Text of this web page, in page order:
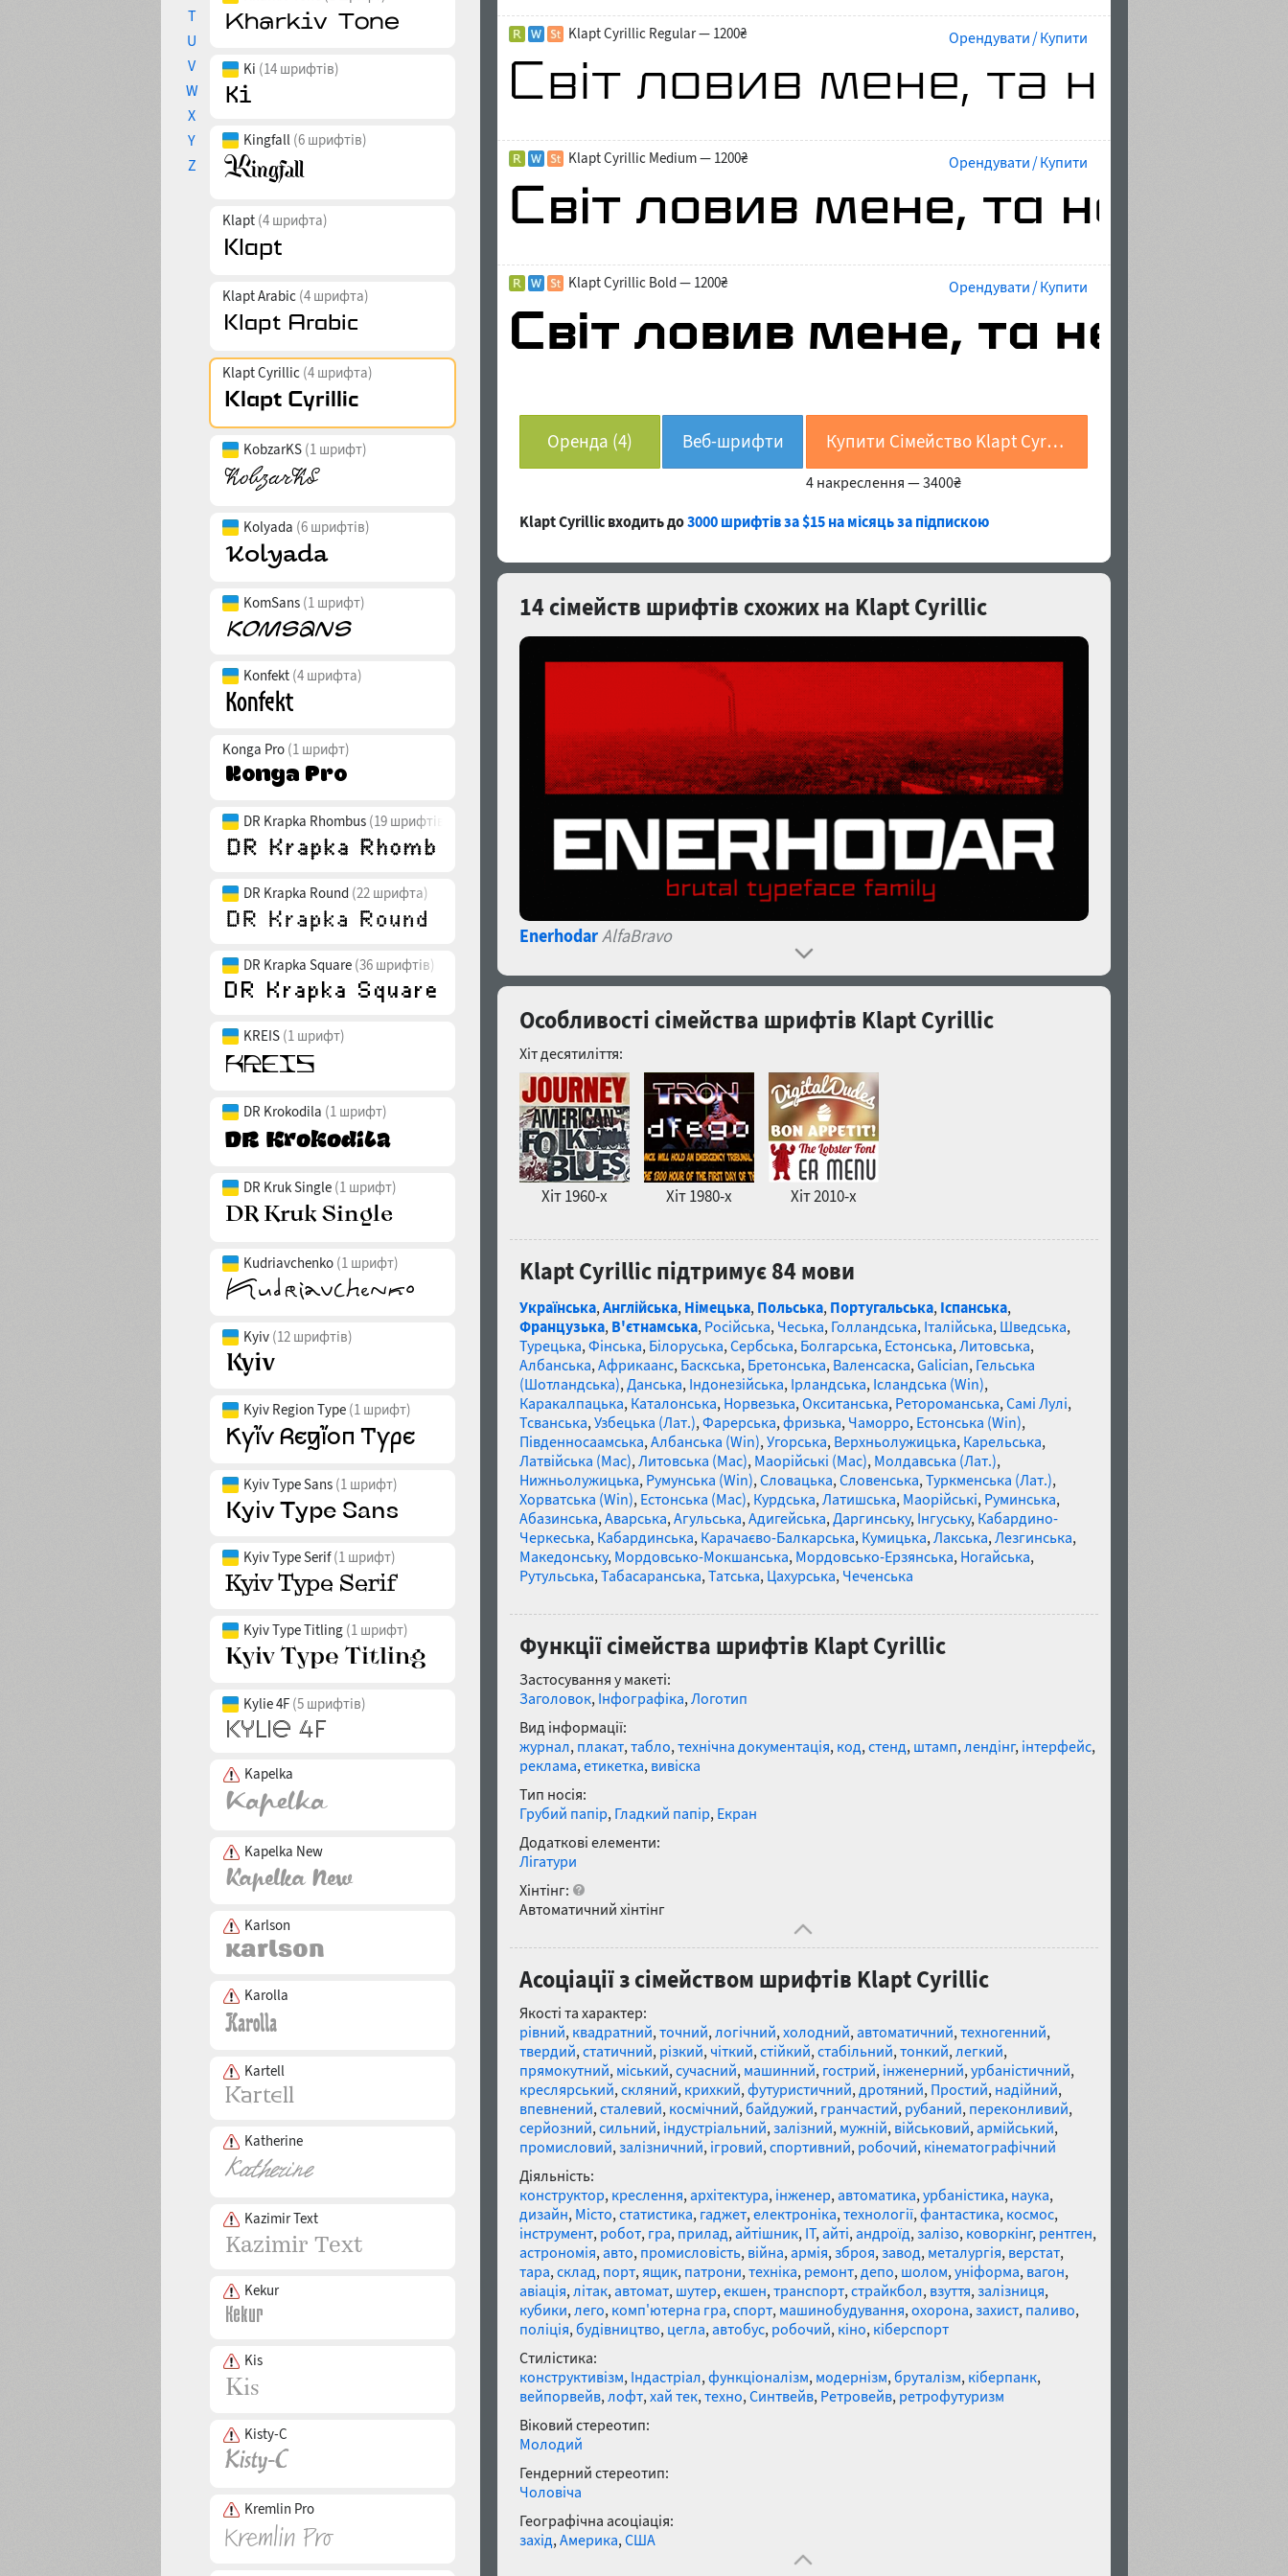
T
U
V
W
X
Y
Z
Ki (14 шрифтів)
Kingfall (6 шрифтів)
Klapt (4 шрифта)
Klapt Arabic (4 шрифта)
Klapt Cyrillic (4 шрифта)
KobzarKS (1 шрифт)
Kolyada (6 шрифтів)
KomSans (1 шрифт)
Konfekt (4 шрифта)
Konga Pro (1 шрифт)
DR Krapka Rhombus (19 шрифтів)
DR Krapka Round (22 шрифта)
DR Krapka Square (36 шрифтів)
KREIS (1 шрифт)
DR Krokodila (1 шрифт)
DR Kruk Single (1 шрифт)
Kudriavchenko (1 шрифт)
Kyiv (12 шрифтів)
Kyiv Region Type (1 шрифт)
Kyiv Type Sans (1 шрифт)
Kyiv Type Serif(1 шрифт)
Kyiv Type Titling (1 шрифт)
Kylie 4F (5 шрифтів)
Kapelka
Kapelka New
Karlson
Karolla
Kartell
Katherine
Kazimir Text
Kekur
Kis
Kisty-C
Kremlin Pro
Klapt Cyrillic Regular — 1200₴ Орендувати / Купити
Klapt Cyrillic Medium — 1200₴ Орендувати / Купити
Klapt Cyrillic Bold — 1200₴ Орендувати / Купити
Оренда (4) Веб-шрифти Купити Сімейство Klapt Cyrillic
4 накреслення —3400₴
Klapt Cyrillic входить до3000 шрифтів за $15 на місяць за підпискою
14 сімейств шрифтів схожих на Klapt Cyrillic
EnerhodarAlfaBravo
Особливості сімейства шрифтів Klapt Cyrillic
Хіт десятиліття:
Хіт 1960-х Хіт 1980-х Хіт 2010-х
Klapt Cyrillic підтримує 84 мови
Українська,Англійська, Німецька, Польська, Португальська, Іспанська,
Французька, В'єтнамська, Російська, Чеська, Голландська, Італійська, Шведська,
Турецька,Фінська, Білоруська,Сербська, Болгарська, Естонська,Литовська,
Албанська,Африкаанс, Баскська, Бретонська, Валенсаска,Galician, Гельська
(Шотландська),Данська, Індонезійська, Ірландська, Ісландська (Win),
Каракалпацька, Каталонська, Норвезька,Окситанська, Ретороманська,Самі Лулі,
Тсванська,Узбецька (Лат.),Фарерська,фризька, Чаморро, Естонська (Win),
Південносаамська,Албанська (Win),Угорська, Верхньолужицька, Карельська,
Латвійська (Mac),Литовська (Mac), Маорійські (Mac), Молдавська (Лат.),
Нижньолужицька, Румунська (Win),Словацька,Словенська,Туркменська (Лат.),
Хорватська (Win), Естонська (Mac), Курдська,Латишська, Маорійські, Руминська,
Абазинська,Аварська,Агульська,Адигейська,Даргинську, Інгуську, Кабардино-
Черкеська, Кабардинська, Карачаєво-Балкарська, Кумицька,Лакська,Лезгинська,
Македонську, Мордовсько-Мокшанська, Мордовсько-Ерзянська, Ногайська,
Рутульська,Табасаранська,Татська, Цахурська, Чеченська
Функції сімейства шрифтів Klapt Cyrillic
Застосування у макеті:
Заголовок, Інфографіка,Логотип
Вид інформації:
журнал, плакат,табло,технічна документація, код,стенд, штамп,лендінг, інтерфейс,
реклама,етикетка, вивіска
Тип носія:
Грубий папір, Гладкий папір, Екран
Додаткові елементи:
Лігатури
Хінтінг:
Автоматичний хінтінг
Асоціації з сімейством шрифтів Klapt Cyrillic
Якості та характер:
рівний, квадратний,точний,логічний,холодний,автоматичний,техногенний,
твердий,статичний, різкий, чіткий,стійкий,стабільний,тонкий,легкий,
прямокутний, міський,сучасний, машинний, гострий, інженерний,урбаністичний,
креслярський,скляний, крихкий,футуристичний,дротяний, Простий, надійний,
впевнений,сталевий, космічний,байдужий, гранчастий, рубаний, переконливий,
серйозний,сильний, індустріальний,залізний, мужній, військовий,армійський,
промисловий,залізничний, ігровий,спортивний, робочий, кінематографічний
Діяльність:
конструктор, креслення,архітектура, інженер,автоматика,урбаністика, наука,
дизайн, Місто,статистика, гаджет,електроніка,технології,фантастика, космос,
інструмент, робот, гра, прилад,айтішник, IT,айті,андроїд,залізо, коворкінг, рентген,
астрономія,авто, промисловість, війна,армія,зброя,завод, металургія, верстат,
тара,склад, порт,ящик, патрони,техніка, ремонт,депо, шолом,уніформа, вагон,
авіація,літак,автомат, шутер,екшен,транспорт,страйкбол, взуття,залізниця,
кубики,лего, комп'ютерна гра,спорт, машинобудування,охорона,захист, паливо,
поліція,будівництво, цегла,автобус, робочий, кіно, кіберспорт
Стилістика:
конструктивізм, Індастріал,функціоналізм, модернізм,бруталізм, кіберпанк,
вейпорвейв,лофт,хай тек,техно,Синтвейв, Ретровейв, ретрофутуризм
Віковий стереотип:
Молодий
Гендерний стереотип:
Чоловіча
Географічна асоціація:
захід,Америка,США